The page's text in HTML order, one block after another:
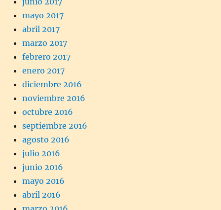
mayo 2017
abril 2017
marzo 2017
febrero 2017
enero 2017
diciembre 2016
noviembre 2016
octubre 2016
septiembre 2016
agosto 2016
julio 2016
junio 2016
mayo 2016
abril 2016